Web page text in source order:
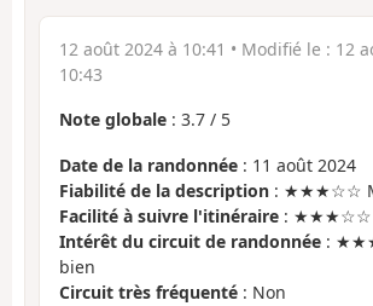
12 août 2024 à 10:41 • Modifié le : 12
10:43
Note globale : 3.7 / 5
Date de la randonnée : 11 août 2024
Fiabilité de la description : ★★★☆☆
Facilité à suivre l'itinéraire : ★★★☆☆
Intérêt du circuit de randonnée :
bien
Circuit très fréquenté : Non